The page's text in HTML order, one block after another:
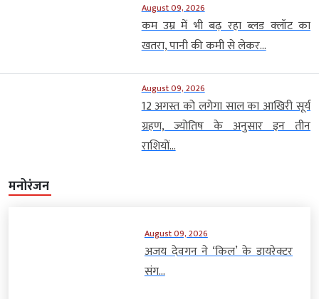
August 09, 2026
कम उम्र में भी बढ़ रहा ब्लड क्लॉट का
खतरा, पानी की कमी से लेकर...
August 09, 2026
12 अगस्त को लगेगा साल का आखिरी सूर्य
ग्रहण, ज्योतिष के अनुसार इन तीन
राशियों...
मनोरंजन
August 09, 2026
अजय देवगन ने ‘किल’ के डायरेक्टर
संग...